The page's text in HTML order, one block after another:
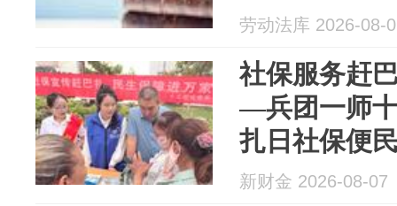
劳动法库 2026-08-
社保服务赶
—兵团一师
扎日社保便
新财金 2026-08-07